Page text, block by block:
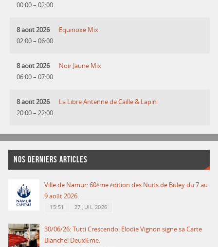
00:00– 02:00
8 août 2026
02:00– 06:00
Equinoxe Mix
8 août 2026
06:00– 07:00
Noir Jaune Mix
8 août 2026
20:00– 22:00
La Libre Antenne de Caille & Lapin
NOS DERNIERS ARTICLES
Ville de Namur: 60ème édition des Nuits de Buley du 7 au
9 août 2026.
15:51 27 JUIL 2026
30/06/26: Tutti Crescendo: Elodie Vignon signe sa Carte
Blanche! Deuxième.